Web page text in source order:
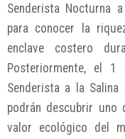
Senderista Nocturna
para conocer la
enclave costero
Posteriormente, el
Senderista a la
podrán descubrir uno
valor ecológico del